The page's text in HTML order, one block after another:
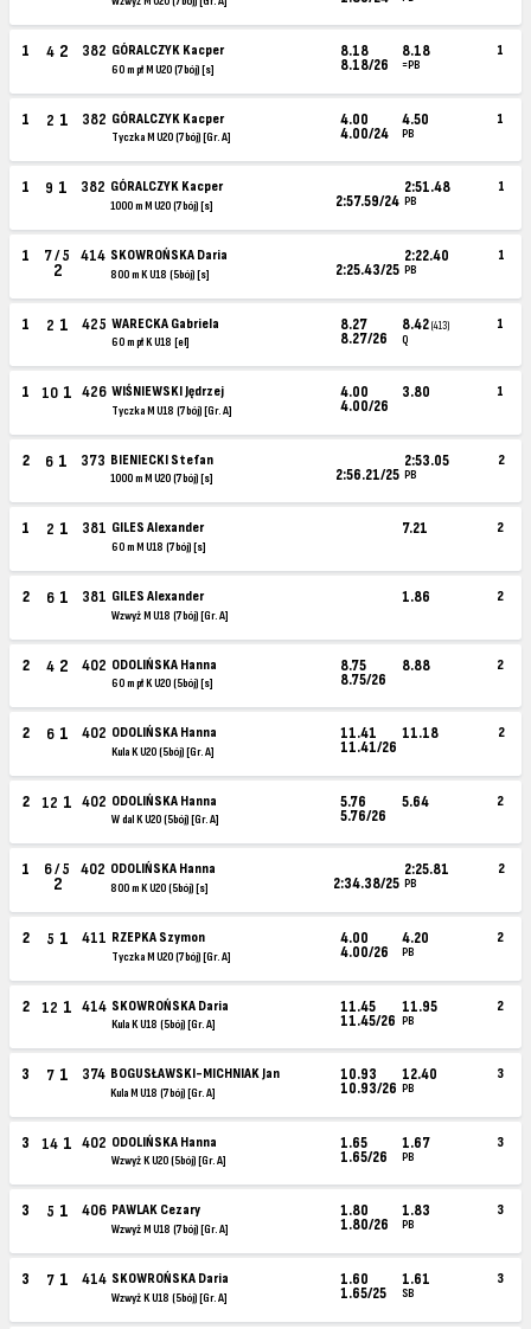
1 4 2 382 GÓRALCZYK Kacper
60 m pł M U20 (7bój) [s]
8.18
8.18/26
8.18
=PB
1
1 2 1 382 GÓRALCZYK Kacper
Tyczka M U20 (7bój) [Gr. A]
4.00
4.00/24
4.50
PB
1
1 9 1 382 GÓRALCZYK Kacper
1000 m M U20 (7bój) [s] 2:57.59/24
2:51.48
PB
1
1 7 / 5
2
414 SKOWROŃSKA Daria
800 m K U18 (5bój) [s] 2:25.43/25
2:22.40
PB
1
1 2 1 425 WARECKA Gabriela
60 m pł K U18 [el]
8.27
8.27/26
8.42(413)
Q
1
1 10 1 426 WIŚNIEWSKI Jędrzej
Tyczka M U18 (7bój) [Gr. A]
4.00
4.00/26
3.80 1
2 6 1 373 BIENIECKI Stefan
1000 m M U20 (7bój) [s] 2:56.21/25
2:53.05
PB
2
1 2 1 381 GILES Alexander
60 m M U18 (7bój) [s]
7.21 2
2 6 1 381 GILES Alexander
Wzwyż M U18 (7bój) [Gr. A]
1.86 2
2 4 2 402 ODOLIŃSKA Hanna
60 m pł K U20 (5bój) [s]
8.75
8.75/26
8.88 2
2 6 1 402 ODOLIŃSKA Hanna
Kula K U20 (5bój) [Gr. A]
11.41
11.41/26
11.18 2
2 12 1 402 ODOLIŃSKA Hanna
W dal K U20 (5bój) [Gr. A]
5.76
5.76/26
5.64 2
1 6 / 5
2
402 ODOLIŃSKA Hanna
800 m K U20 (5bój) [s] 2:34.38/25
2:25.81
PB
2
2 5 1 411 RZEPKA Szymon
Tyczka M U20 (7bój) [Gr. A]
4.00
4.00/26
4.20
PB
2
2 12 1 414 SKOWROŃSKA Daria
Kula K U18 (5bój) [Gr. A]
11.45
11.45/26
11.95
PB
2
3 7 1 374 BOGUSŁAWSKI-MICHNIAK Jan
Kula M U18 (7bój) [Gr. A]
10.93
10.93/26
12.40
PB
3
3 14 1 402 ODOLIŃSKA Hanna
Wzwyż K U20 (5bój) [Gr. A]
1.65
1.65/26
1.67
PB
3
3 5 1 406 PAWLAK Cezary
Wzwyż M U18 (7bój) [Gr. A]
1.80
1.80/26
1.83
PB
3
3 7 1 414 SKOWROŃSKA Daria
Wzwyż K U18 (5bój) [Gr. A]
1.60
1.65/25
1.61
SB
3